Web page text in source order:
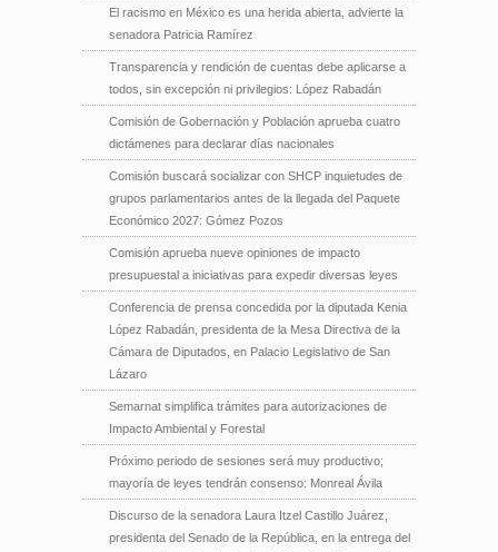
El racismo en México es una herida abierta, advierte la
senadora Patricia Ramírez
Transparencia y rendición de cuentas debe aplicarse a
todos, sin excepción ni privilegios: López Rabadán
Comisión de Gobernación y Población aprueba cuatro
dictámenes para declarar días nacionales
Comisión buscará socializar con SHCP inquietudes de
grupos parlamentarios antes de la llegada del Paquete
Económico 2027: Gómez Pozos
Comisión aprueba nueve opiniones de impacto
presupuestal a iniciativas para expedir diversas leyes
Conferencia de prensa concedida por la diputada Kenia
López Rabadán, presidenta de la Mesa Directiva de la
Cámara de Diputados, en Palacio Legislativo de San
Lázaro
Semarnat simplifica trámites para autorizaciones de
Impacto Ambiental y Forestal
Próximo periodo de sesiones será muy productivo;
mayoría de leyes tendrán consenso: Monreal Ávila
Discurso de la senadora Laura Itzel Castillo Juárez,
presidenta del Senado de la República, en la entrega del